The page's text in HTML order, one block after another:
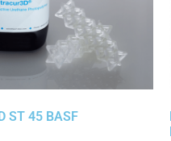
ST 45 BASF